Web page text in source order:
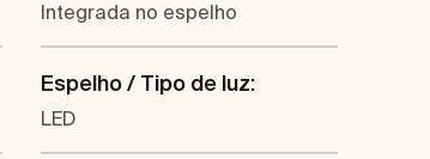
Integrada no espelho
Espelho / Tipo de luz:
LED